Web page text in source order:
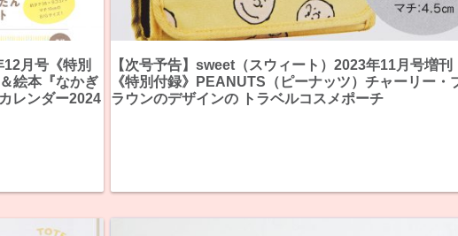
月号《特別
絵本『なかぎ
レンダー2024
【次号予告】sweet（スウィート）2023年11月号増刊
《特別付録》PEANUTS（ピーナッツ）チャーリー・
ラウンのデザインの トラベルコスメポーチ